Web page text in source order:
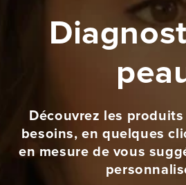
Découvrez les
besoins, en quelques
en mesure de vous